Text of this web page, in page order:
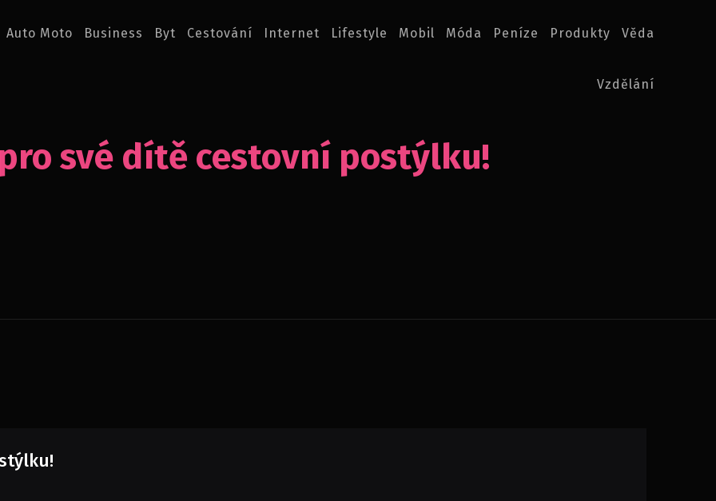
Auto Moto Business Byt Cestování Internet Lifestyle Mobil Móda Peníze Produkty Věda
Vzdělání
své dítě cestovní postýlku!